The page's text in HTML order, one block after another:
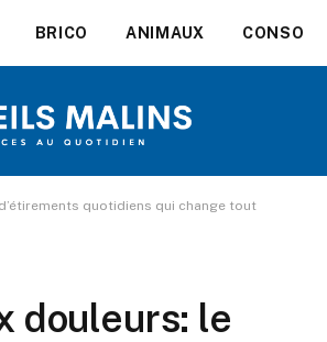
BRICO ANIMAUX CONSO
quotidiens qui change tout
douleurs: le